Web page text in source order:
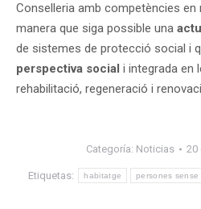
Conselleria amb competències en
manera que siga possible una
de sistemes de protecció social i
perspectiva social i integrada en
rehabilitació, regeneració i
Categoría: Noticias 20
Etiquetas: habitatge persones sense